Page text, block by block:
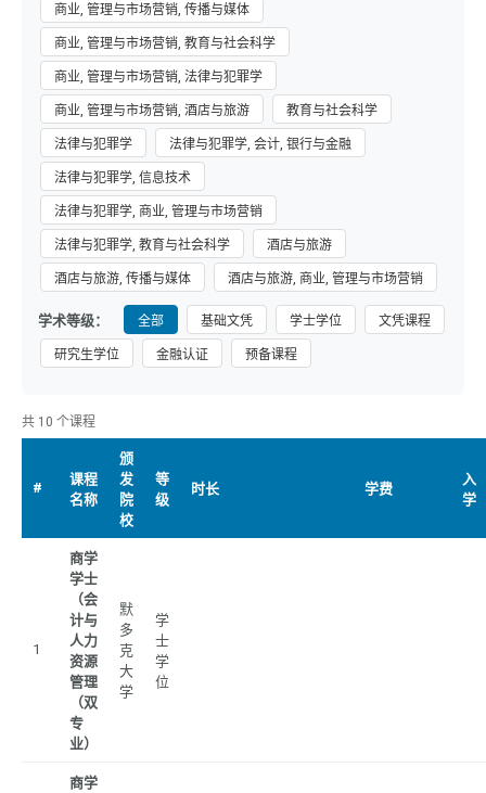
商业, 管理与市场营销, 传播与媒体
商业, 管理与市场营销, 教育与社会科学
商业, 管理与市场营销, 法律与犯罪学
商业, 管理与市场营销, 酒店与旅游 教育与社会科学
法律与犯罪学 法律与犯罪学, 会计, 银行与金融
法律与犯罪学, 信息技术
法律与犯罪学, 商业, 管理与市场营销
法律与犯罪学, 教育与社会科学 酒店与旅游
酒店与旅游, 传播与媒体 酒店与旅游, 商业, 管理与市场营销
学术等级： 全部 基础文凭 学士学位 文凭课程
研究生学位 金融认证 预备课程
共 10 个课程
#
课程
名称
颁
发
院
校
等
级
时长 学费
入
学
1
商学
学士
（会
计与
人力
资源
管理
（双
专
业）
默
多
克
大
学
学
士
学
位
商学